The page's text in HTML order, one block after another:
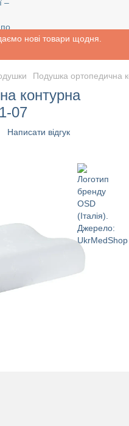
нові товари щодня.
Подушка ортопедична
контурна
07
Написати відгук